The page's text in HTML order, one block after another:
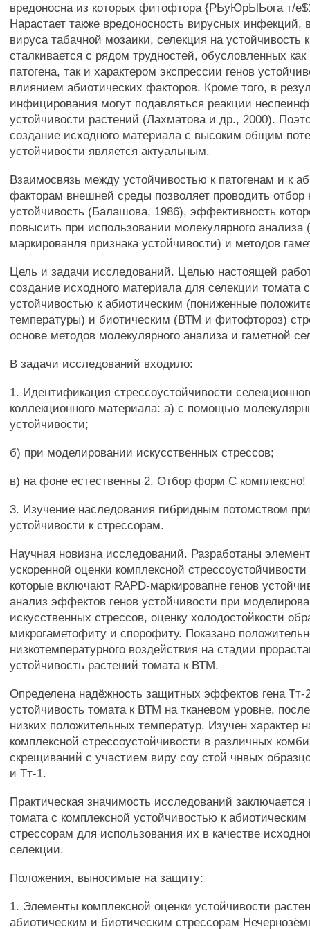
вредоносна из которых фитофтора {РЬуЮрЫЬога т/
Нарастает также вредоносность вирусных инфекций,
вируса табачной мозаики, селекция на устойчивость
сталкивается с рядом трудностей, обусловленных
патогена, так и характером экспрессии генов
влиянием абиотических факторов. Кроме того, в
инфицирования могут подавляться реакции
устойчивости растений (Лахматова и др., 2000).
создание исходного материала с высоким общим
устойчивости является актуальным.
Взаимосвязь между устойчивостью к патогенам и к
факторам внешней среды позволяет проводить отбор
устойчивость (Балашова, 1986), эффективность
повысить при использовании молекулярного
маркированля признака устойчивости) и методов
Цель и задачи исследований. Целью настоящей
создание исходного материала для селекции томата
устойчивостью к абиотическим (пониженные
температуры) и биотическим (ВТМ и фитофтороз)
основе методов молекулярного анализа и гаметной
В задачи исследований входило:
1. Идентификация стрессоустойчивости
коллекционного материала: а) с помощью
устойчивости;
б) при моделировании искусственных стрессов;
в) на фоне естественны 2. Отбор форм С комплексно!
3. Изучение наследования гибридным потомством
устойчивости к стрессорам.
Научная новизна исследований. Разработаны
ускоренной оценки комплексной
которые включают RAPD-маркировапне генов
анализ эффектов генов устойчивости при
искусственных стрессов, оценку холодостойкости
микрогаметофиту и спорофиту. Показано
низкотемпературного воздействия на стадии
устойчивость растений томата к ВТМ.
Определена надёжность защитных эффектов гена Тт-
устойчивость томата к ВТМ на тканевом уровне,
низких положительных температур. Изучен характер
комплексной стрессоустойчивости в различных
скрещиваний с участием виру coy стой чнвых
и Тт-1.
Практическая значимость исследований
томата с комплексной устойчивостью к
стрессорам для использования их в качестве
селекции.
Положения, выносимые на защиту:
1. Элементы комплексной оценки устойчивости
абиотическим и биотическим стрессорам